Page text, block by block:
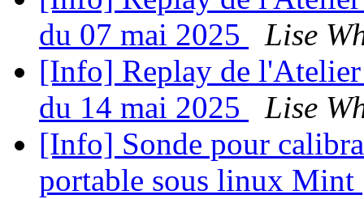
du 07 mai 2025
Lise
[Info] Replay de
du 14 mai 2025
Lise
[Info] Sonde pour
portable sous linux Mint